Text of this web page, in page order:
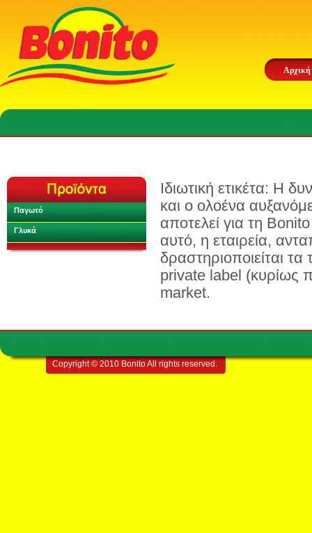
Αρχική
Παγωτό
Γλυκά
Ιδιωτική ετικέτα: Η
και ο ολοένα
αποτελεί για τη
αυτό, η εταιρεία,
δραστηριοποιείται
private label (κυρίως
market.
Copyright © 2010 Bonito All rights reserved.